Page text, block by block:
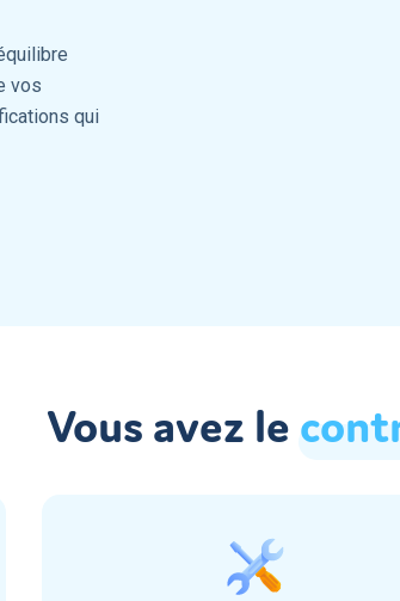
vos
qui
Vous avez le